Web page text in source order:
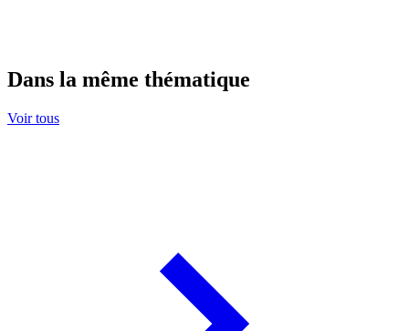
Dans la même thématique
Voir tous